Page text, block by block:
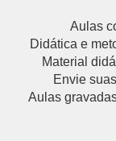
Aulas
Didática e
Material
Envie
Aulas